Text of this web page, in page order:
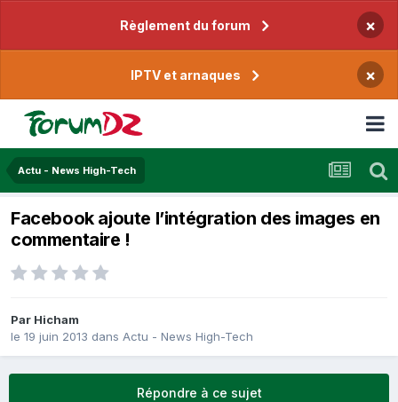
Règlement du forum ×
IPTV et arnaques ×
Actu - News High-Tech
Facebook ajoute l’intégration des images en
commentaire !
Par Hicham
le 19 juin 2013 dans Actu - News High-Tech
Répondre à ce sujet